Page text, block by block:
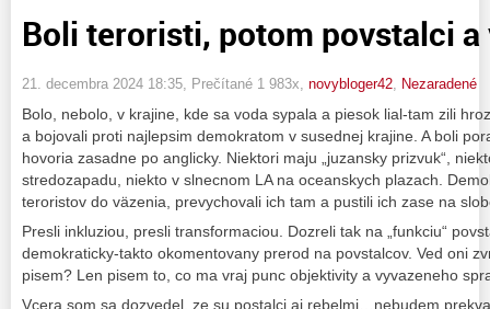
Boli teroristi, potom povstalci a
21. decembra 2024 18:35 , Prečítané 1 983x, novybloger42 Nezaradené
Bolo, nebolo, v krajine, kde sa voda sypala a piesok lial-tam zili
a bojovali proti najlepsim demokratom v susednej krajine. A boli
hovoria zasadne po anglicky. Niektori maju „juzansky prizvuk“,
stredozapadu, niekto v slnecnom LA na oceanskych plazach.
teroristov do väzenia, prevychovali ich tam a pustili ich zase na
Presli inkluziou, presli transformaciou. Dozreli tak na „funkciu“
demokraticky-takto okomentovany prerod na povstalcov. Ved oni
pisem? Len pisem to, co ma vraj punc objektivity a vyvazeneho
Vcera som sa dozvedel, ze su postalci aj rebelmi…nebudem